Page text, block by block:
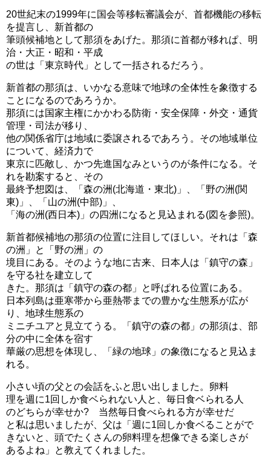
20世紀末の1999年に国会等移転審議会が、首都機能の移転
を提言し、新首都の
筆頭候補地として那須をあげた。那須に首都が移れぱ、明
治・大正・昭和・平成
の世は「東京時代」として一括されるだろう。
新首都の那須は、いかなる意味で地球の全体性を象徴する
ことになるのであろうか。
那須には国家主権にかかわる防衛・安全保障・外交・通貨
管理・司法が移り、
他の関係省庁は地域に委譲されるであろう。その地域単位
について、経済力で
東京に匹敵し、かつ先進国なみというのが条件になる。そ
れを勘案すると、その
最終予想図は、「森の洲(北海道・東北)」、「野の洲(関
東)」、「山の洲(中部)」、
「海の洲(西日本)」の四洲になると見込まれる(図を参照)。
新首都候補地の那須の位置に注目してほしい。それは「森
の洲」と「野の洲」の
境目にある。そのような地に古来、日本人は「鎮守の森」
を守る社を建立して
きた。那須は「鎮守の森の都」と呼ぱれる位置にある。
日本列島は亜寒帯から亜熱帯までの豊かな生態系が広が
り、地球生態系の
ミニチユアと見立てうる。「鎮守の森の都」の那須は、部
分の中に全体を宿す
華厳の思想を体現し、「緑の地球」の象徴になると見込ま
れる。
小さい頃の父との会話をふと思い出しました。卵料
理を週に1回しか食ベられない人と、毎日食ベられる人
のどちらが幸せか? 当然毎日食べられる方が幸せだ
と私は思いましたが、父は「週に1回しか食ベることがで
きないと、頭でたくさんの卵料理を想像できる楽しさが
あるよね」と教えてくれました。